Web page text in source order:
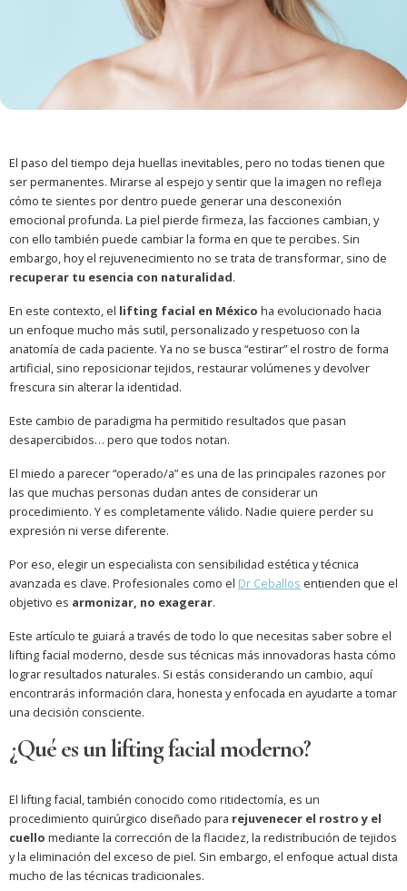
El paso del tiempo deja huellas inevitables, pero no todas tienen que
ser permanentes. Mirarse al espejo y sentir que la imagen no refleja
cómo te sientes por dentro puede generar una desconexión
emocional profunda. La piel pierde firmeza, las facciones cambian, y
con ello también puede cambiar la forma en que te percibes. Sin
embargo, hoy el rejuvenecimiento no se trata de transformar, sino de
recuperar tu esencia con naturalidad.
En este contexto, el lifting facial en México ha evolucionado hacia
un enfoque mucho más sutil, personalizado y respetuoso con la
anatomía de cada paciente. Ya no se busca “estirar” el rostro de forma
artificial, sino reposicionar tejidos, restaurar volúmenes y devolver
frescura sin alterar la identidad.
Este cambio de paradigma ha permitido resultados que pasan
desapercibidos… pero que todos notan.
El miedo a parecer “operado/a” es una de las principales razones por
las que muchas personas dudan antes de considerar un
procedimiento. Y es completamente válido. Nadie quiere perder su
expresión ni verse diferente.
Por eso, elegir un especialista con sensibilidad estética y técnica
avanzada es clave. Profesionales como el Dr Ceballos entienden que el
objetivo es armonizar, no exagerar.
Este artículo te guiará a través de todo lo que necesitas saber sobre el
lifting facial moderno, desde sus técnicas más innovadoras hasta cómo
lograr resultados naturales. Si estás considerando un cambio, aquí
encontrarás información clara, honesta y enfocada en ayudarte a tomar
una decisión consciente.
¿Qué es un lifting facial moderno?
El lifting facial, también conocido como ritidectomía, es un
procedimiento quirúrgico diseñado para rejuvenecer el rostro y el
cuello mediante la corrección de la flacidez, la redistribución de tejidos
y la eliminación del exceso de piel. Sin embargo, el enfoque actual dista
mucho de las técnicas tradicionales.